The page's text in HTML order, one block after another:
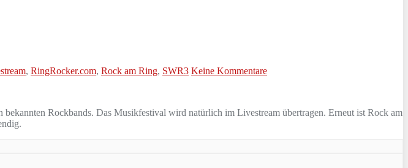
, RingRocker.com, Rock am Ring, SWR3 Keine Kommentare
Rockbands. Das Musikfestival wird natürlich im Livestream übertragen. Erneut ist Rock am